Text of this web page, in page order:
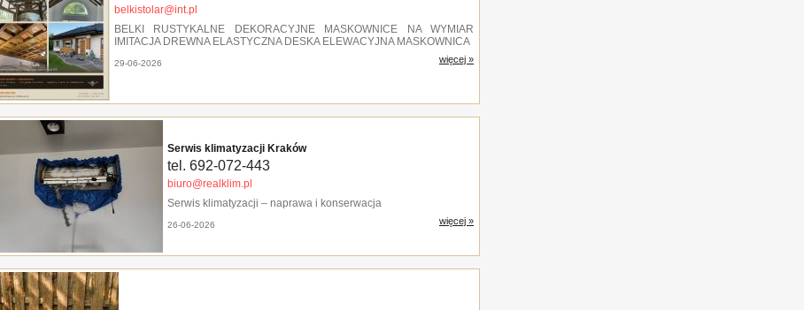
belkistolar@int.pl
BELKI RUSTYKALNE DEKORACYJNE MASKOWNICE NA WYMIAR
IMITACJA DREWNA ELASTYCZNA DESKA ELEWACYJNA MASKOWNICA
29-06-2026 więcej »
Serwis klimatyzacji Kraków
tel. 692-072-443
biuro@realklim.pl
Serwis klimatyzacji – naprawa i konserwacja
26-06-2026 więcej »